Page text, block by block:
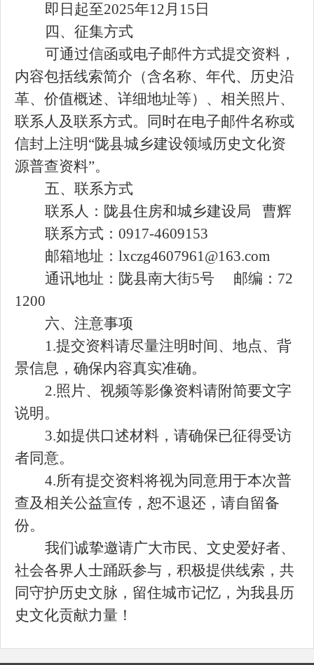
即日起至2025年12月15日
四、征集方式
可通过信函或电子邮件方式提交资料，
内容包括线索简介（含名称、年代、历史沿
革、价值概述、详细地址等）、相关照片、
联系人及联系方式。同时在电子邮件名称或
信封上注明“陇县城乡建设领域历史文化资
源普查资料”。
五、联系方式
联系人：陇县住房和城乡建设局
曹辉
联系方式： 0917-4609153
邮箱地址： lxczg4607961@163.com
通讯地址：陇县南大街5号 邮编：72
1200
六、注意事项
1.提交资料请尽量注明时间、地点、背
景信息，确保内容真实准确。
2.照片、视频等影像资料请附简要文字
说明。
3.如提供口述材料，请确保已征得受访
者同意。
4.所有提交资料将视为同意用于本次普
查及相关公益宣传，恕不退还，请自留备
份。
我们诚挚邀请广大市民、文史爱好者、
社会各界人士踊跃参与，积极提供线索，共
同守护历史文脉，留住城市记忆，为我县历
史文化贡献力量！